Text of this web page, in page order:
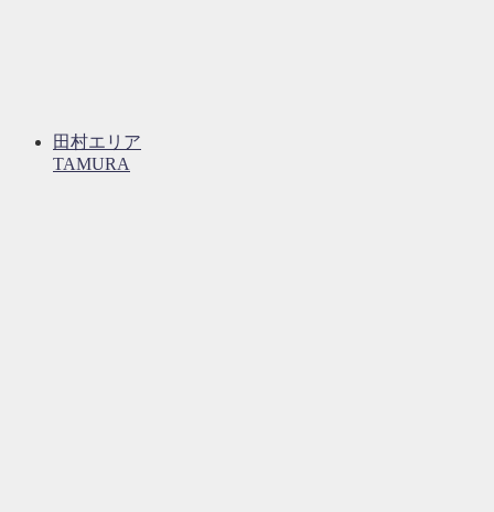
田村エリア
TAMURA